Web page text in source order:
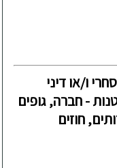
ו/או דיני
- חברה, גופים
חוזים